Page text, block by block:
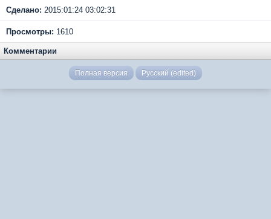
Сделано: 2015:01:24 03:02:31
Просмотры: 1610
Комментарии
Полная версия Русский (edited)